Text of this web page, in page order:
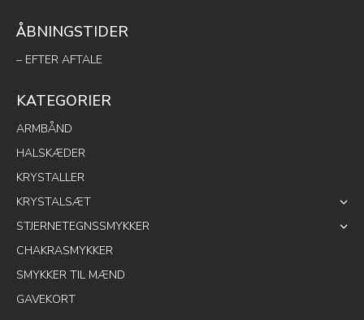
ÅBNINGSTIDER
– EFTER AFTALE
KATEGORIER
ARMBÅND
HALSKÆDER
KRYSTALLER
KRYSTALSÆT
STJERNETEGNSSMYKKER
CHAKRASMYKKER
SMYKKER TIL MÆND
GAVEKORT